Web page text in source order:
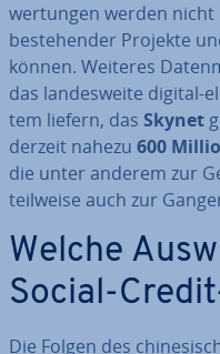
wer­tun­gen werden
be­stehen­der Projekte
können. Weiteres
das lan­des­wei­te digital-
tem liefern, das Skynet
derzeit nahezu 600
die unter anderem zur
teilweise auch zur
Welche
Social-
Die Folgen des